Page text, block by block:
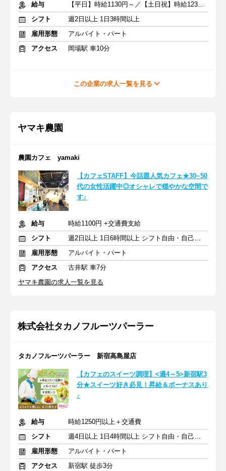
給与
【平日】時給1130円～／【土日祝】時給1230円～ ＋交通費支給
シフト
週2日以上 1日3時間以上
雇用形態
アルバイト・パート
アクセス
岡場駅 車10分
この企業の求人一覧を見る
ヤマキ農園
農園カフェ yamaki
【カフェSTAFF】今話題人気カフェ★30~50
代の女性活躍中◎オシャレで穏やかな空間で
す♪
給与
時給1100円 +交通費支給
シフト
週2日以上 1日6時間以上 シフト自由・自己申告
雇用形態
アルバイト・パート
アクセス
古井駅 車7分
ヤマキ農園の求人一覧を見る
株式会社タカノフルーツパーラー
タカノフルーツパーラー 新宿高島屋店
【カフェのスイーツ調理】<週4～5>新宿駅3
分★スイーツ好き必見！昇給＆ボーナスあり
♪
給与
時給1250円以上＋交通費
シフト
週4日以上 1日4時間以上 シフト自由・自己申告
雇用形態
アルバイト・パート
アクセス
新宿駅 徒歩3分